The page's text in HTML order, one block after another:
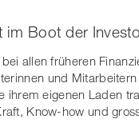
Boot der
allen früheren
und
ihrem eigenen Laden
Know-how und